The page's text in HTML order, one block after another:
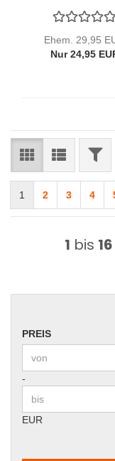
von Mattel
Ehem. 29,95
Nur 24,95
1 2 3 4
1 bis 16
PREIS
PREIS
Preis bis
-
EUR